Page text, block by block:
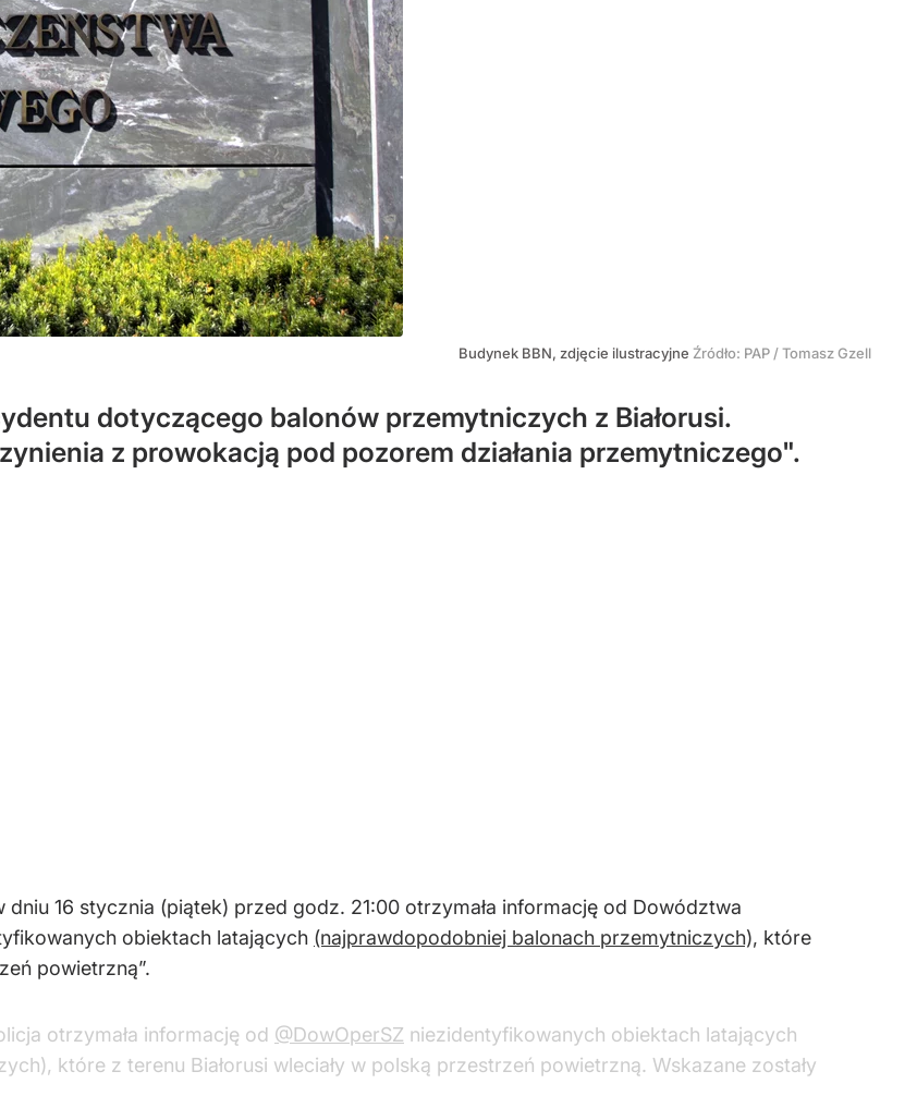
Budynek BBN, zdjęcie ilustracyjne Źródło: PAP /Tomasz Gzell
dotyczącego balonów przemytniczych z Białorusi.
z prowokacją pod pozorem działania przemytniczego".
dniu 16 stycznia (piątek) przed godz. 21:00 otrzymała informację od Dowództwa
obiektach latających (najprawdopodobniej balonach przemytniczych), które
powietrzną”.
otrzymała informację od @DowOperSZ niezidentyfikowanych obiektach latających
które z terenu Białorusi wleciały w polską przestrzeń powietrzną. Wskazane zostały